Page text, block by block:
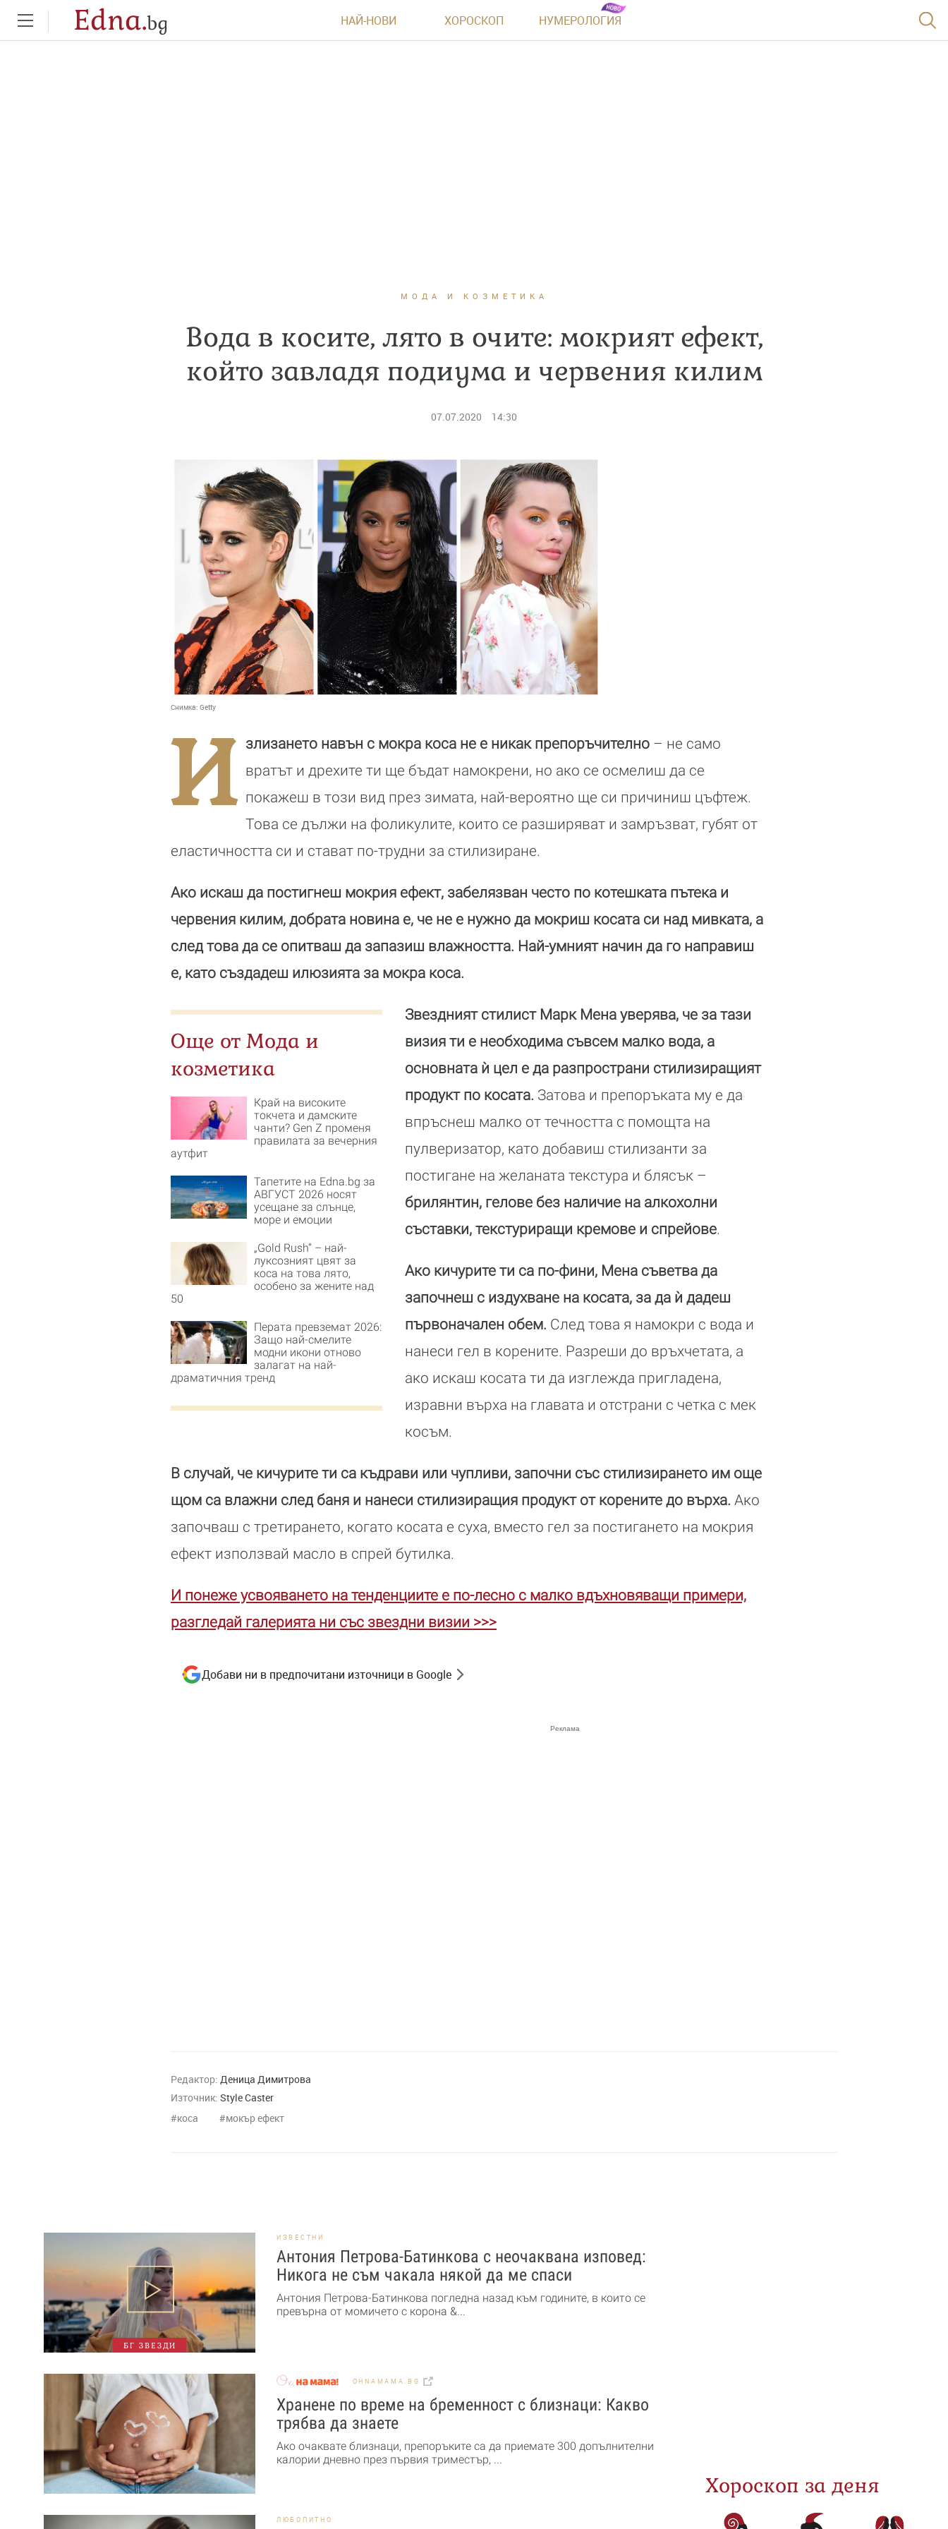
Edna.bg НАЙ-НОВИ ХОРОСКОП НУМЕРОЛОГИЯ
МОДА И КОЗМЕТИКА
Вода в косите, лято в очите: мокрият ефект,
който завладя подиума и червения килим
07.07.2020 14:30
Снимка: Getty
И злизането навън с мокра коса не е никак препоръчително – не само
вратът и дрехите ти ще бъдат намокрени, но ако се осмелиш да се
покажеш в този вид през зимата, най-вероятно ще си причиниш цъфтеж.
Това се дължи на фоликулите, които се разширяват и замръзват, губят от
еластичността си и стават по-трудни за стилизиране.
Ако искаш да постигнеш мокрия ефект, забелязван често по котешката пътека и
червения килим, добрата новина е, че не е нужно да мокриш косата си над мивката, а
след това да се опитваш да запазиш влажността. Най-умният начин да го направиш
е, като създадеш илюзията за мокра коса.
Още от Мода и
козметика
Край на високите
токчета и дамските
чанти? Gen Z променя
правилата за вечерния
аутфит
Тапетите на Edna.bg за
АВГУСТ 2026 носят
усещане за слънце,
море и емоции
„Gold Rush“ – най-
луксозният цвят за
коса на това лято,
особено за жените над
50
Перата превземат 2026:
Защо най-смелите
модни икони отново
залагат на най-
драматичния тренд
Звездният стилист Марк Мена уверява, че за тази
визия ти е необходима съвсем малко вода, а
основната ѝ цел е да разпространи стилизиращият
продукт по косата. Затова и препоръката му е да
впръснеш малко от течността с помощта на
пулверизатор, като добавиш стилизанти за
постигане на желаната текстура и блясък –
брилянтин, гелове без наличие на алкохолни
съставки, текстуриращи кремове и спрейове.
Ако кичурите ти са по-фини, Мена съветва да
започнеш с издухване на косата, за да ѝ дадеш
първоначален обем. След това я намокри с вода и
нанеси гел в корените. Разреши до връхчетата, а
ако искаш косата ти да изглежда пригладена,
изравни върха на главата и отстрани с четка с мек
косъм.
В случай, че кичурите ти са къдрави или чупливи, започни със стилизирането им още
щом са влажни след баня и нанеси стилизиращия продукт от корените до върха. Ако
започваш с третирането, когато косата е суха, вместо гел за постигането на мокрия
ефект използвай масло в спрей бутилка.
И понеже усвояването на тенденциите е по-лесно с малко вдъхновяващи примери,
разгледай галерията ни със звездни визии >>>
Добави ни в предпочитани източници в Google
Редактор: Деница Димитрова
Източник: Style Caster
коса
мокър ефект
БГ ЗВЕЗДИ
ИЗВЕСТНИ
Антония Петрова-Батинкова с неочаквана изповед:
Никога не съм чакала някой да ме спаси
Антония Петрова-Батинкова погледна назад към годините, в които се
превърна от момичето с корона &...
OHNAMAMA.BG
Хранене по време на бременност с близнаци: Какво
трябва да знаете
Ако очаквате близнаци, препоръките са да приемате 300 допълнителни
калории дневно през първия триместър, ...
ЛЮБОПИТНО
Хороскоп за деня